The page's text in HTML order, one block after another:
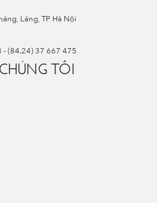
Láng, TP Hà Nội
-(84.24) 37 667 475
TÔI